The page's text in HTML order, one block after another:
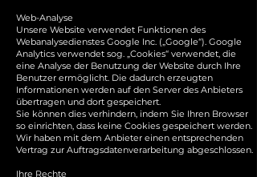
Web-Analyse
Unsere Website verwendet Funktionen des
Webanalysedienstes Google Inc. („Google“). Google
Analytics verwendet sog. „Cookies“ verwendet, die
eine Analyse der Benutzung der Website durch Ihre
Benutzer ermöglicht. Die dadurch erzeugten
Informationen werden auf den Server des Anbieters
übertragen und dort gespeichert.
Sie können dies verhindern, indem Sie Ihren Browser
so einrichten, dass keine Cookies gespeichert werden.
Wir haben mit dem Anbieter einen entsprechenden
Vertrag zur Auftragsdatenverarbeitung abgeschlossen.
Ihre Rechte